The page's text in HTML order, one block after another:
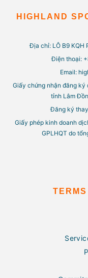
HIGHLAND
Địa chỉ: LÔ B9 KQH
Điện thoại:
Email:
Giấy chứng nhận đăng ký
tỉnh Lâm
Đăng ký
Giấy phép kinh doanh
GPLHQT do